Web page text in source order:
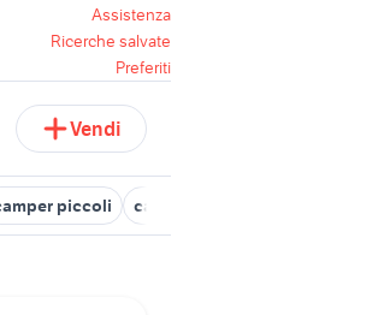
Assistenza
Ricerche salvate
Preferiti
Vendi
piccoli cani piccoli pelosi